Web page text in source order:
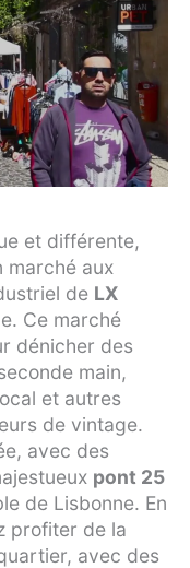
et différente,
marché aux
de LX
Ce marché
dénicher des
main,
et autres
de vintage.
avec des
pont 25
de Lisbonne. En
profiter de la
avec des